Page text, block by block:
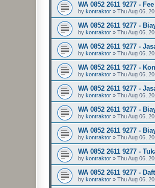
WA 0852 2611 9277 -
by kontraktor » Thu Aug 06,
WA 0852 2611 9277 -
by kontraktor » Thu Aug 06,
WA 0852 2611 9277 -
by kontraktor » Thu Aug 06,
WA 0852 2611 9277 -
by kontraktor » Thu Aug 06,
WA 0852 2611 9277 -
by kontraktor » Thu Aug 06,
WA 0852 2611 9277 -
by kontraktor » Thu Aug 06,
WA 0852 2611 9277 -
by kontraktor » Thu Aug 06,
WA 0852 2611 9277 -
by kontraktor » Thu Aug 06,
WA 0852 2611 9277 -
by kontraktor » Thu Aug 06,